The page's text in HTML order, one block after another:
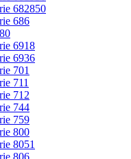
682850
686
6918
6936
701
711
712
744
759
800
8051
806